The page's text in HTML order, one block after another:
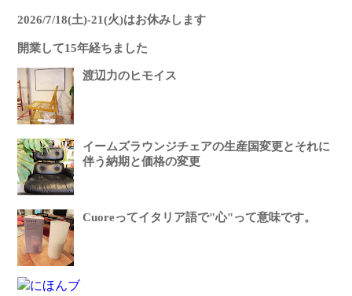
2026/7/18(土)-21(火)はお休みします
開業して15年経ちました
渡辺力のヒモイス
イームズラウンジチェアの生産国変更とそれに
伴う納期と価格の変更
Cuoreってイタリア語で"心"って意味です。